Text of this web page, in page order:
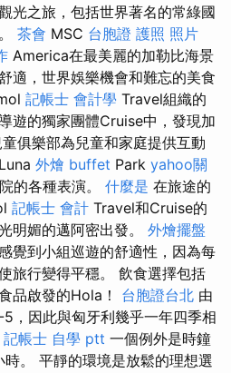
光之旅，包括世界著名的常綠國
茶會 MSC 台胞證 護照 照片
America在最美麗的加勒比海景
適，世界娛樂機會和難忘的美食
記帳士 會計學 Travel組織的
遊的獨家團體Cruise中，發現加
俱樂部為兒童和家庭提供互動
外燴 buffet Park yahoo關
的各種表演。 什麼是 在旅途的
記帳士 會計 Travel和Cruise的
明媚的邁阿密出發。 外燴擺盤
覺到小組巡遊的舒適性，因為每
旅行變得平穩。 飲食選擇包括
品啟發的Hola！ 台胞證台北 由
，因此與匈牙利幾乎一年四季相
記帳士 自學 ptt 一個例外是時鐘
。 平靜的環境是放鬆的理想選